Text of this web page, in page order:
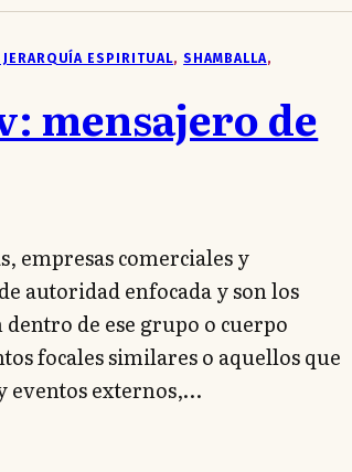
JERARQUÍA ESPIRITUAL, SHAMBALLA
mensajero de
empresas comerciales y
autoridad enfocada y son los
de ese grupo o cuerpo
focales similares o aquellos que
eventos externos,…